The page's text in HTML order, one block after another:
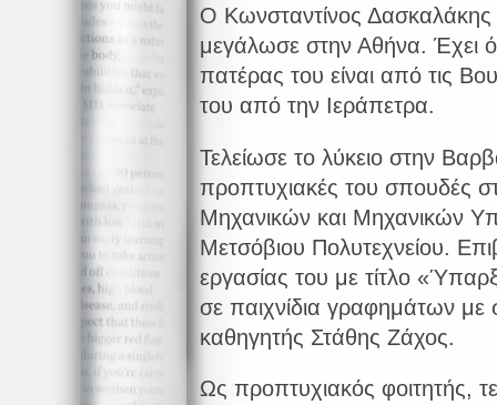
Ο Κωνσταντίνος Δασκαλάκης
μεγάλωσε στην Αθήνα. Έχει
πατέρας του είναι από τις
του από την Ιεράπετρα.
Τελείωσε το λύκειο στην
προπτυχιακές του σπουδές
Μηχανικών και Μηχανικών
Μετσόβιου Πολυτεχνείου.
εργασίας του με τίτλο
σε παιχνίδια γραφημάτων με
καθηγητής Στάθης Ζάχος.
Ως προπτυχιακός φοιτητής,